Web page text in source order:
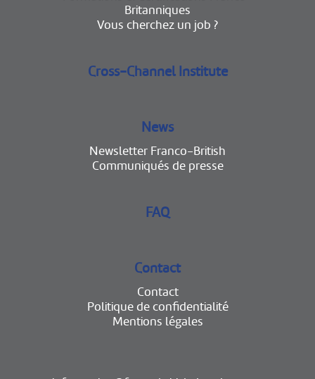
Britanniques
Vous cherchez un job ?
Cross-Channel Institute
News
Newsletter Franco-British
Communiqués de presse
FAQ
Contact
Contact
Politique de confidentialité
Mentions légales